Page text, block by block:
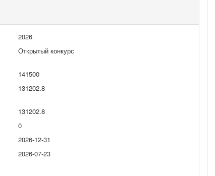
2026
Открытый конкурс
141500
131202.8
131202.8
0
2026-12-31
2026-07-23